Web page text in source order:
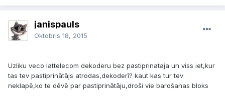
janispauls
Oktobris 18, 2015
Uzliku veco lattelecom dekoderu bez pastiprinataja un viss iet,kur
tas tev pastiprinātājs atrodas,dekoderī? kaut kas tur tev
neklapē,ko te dēvē par pastiprinātāju,droši vie barošanas bloks